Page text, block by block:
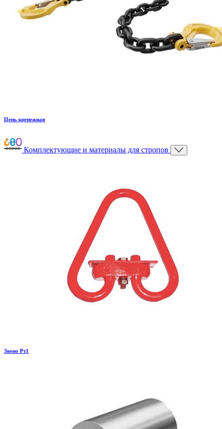
Цепь крепежная
Комплектующие и материалы для стропов
Звено Рт1